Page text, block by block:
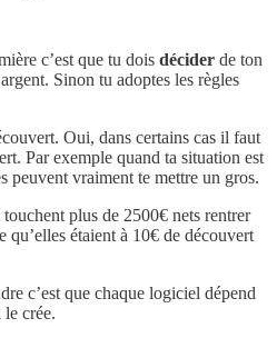
c’est que tu dois décider de ton
Sinon tu adoptes les règles
Oui, dans certains cas il faut
Par exemple quand ta situation est
peuvent vraiment te mettre un gros.
plus de 2500€ nets rentrer
qu’elles étaient à 10€ de découvert
c’est que chaque logiciel dépend
crée.